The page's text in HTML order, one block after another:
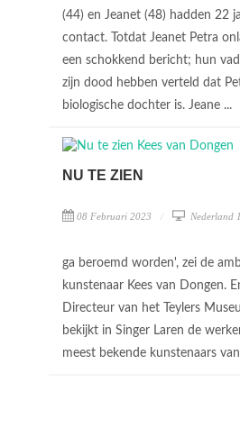
(44) en Jeanet (48) hadden 22
contact. Totdat Jeanet Petra
een schokkend bericht; hun
zijn dood hebben verteld dat
biologische dochter is. Jeane ...
NU TE ZIEN
08 Februari 2023 Nederland 1
ga beroemd worden', zei de
kunstenaar Kees van Dongen.
Directeur van het Teylers
bekijkt in Singer Laren de
meest bekende kunstenaars